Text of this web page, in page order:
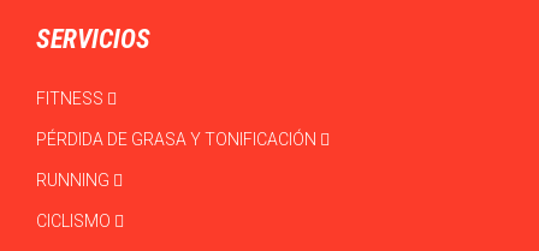
SERVICIOS
FITNESS
PÉRDIDA DE GRASA Y TONIFICACIÓN
RUNNING
CICLISMO